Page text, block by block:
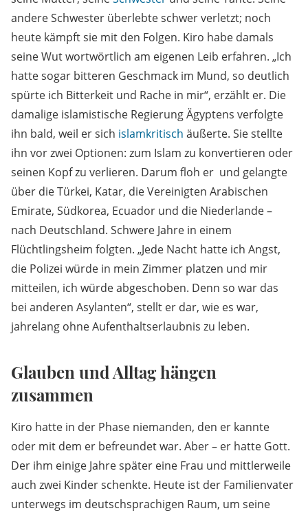
andere Schwester überlebte schwer verletzt; noch
heute kämpft sie mit den Folgen. Kiro habe damals
seine Wut wortwörtlich am eigenen Leib erfahren. „Ich
hatte sogar bitteren Geschmack im Mund, so deutlich
spürte ich Bitterkeit und Rache in mir“, erzählt er. Die
damalige islamistische Regierung Ägyptens verfolgte
ihn bald, weil er sich islamkritisch äußerte. Sie stellte
ihn vor zwei Optionen: zum Islam zu konvertieren oder
seinen Kopf zu verlieren. Darum floh er und gelangte
über die Türkei, Katar, die Vereinigten Arabischen
Emirate, Südkorea, Ecuador und die Niederlande –
nach Deutschland. Schwere Jahre in einem
Flüchtlingsheim folgten. „Jede Nacht hatte ich Angst,
die Polizei würde in mein Zimmer platzen und mir
mitteilen, ich würde abgeschoben. Denn so war das
bei anderen Asylanten“, stellt er dar, wie es war,
jahrelang ohne Aufenthaltserlaubnis zu leben.
Glauben und Alltag hängen
zusammen
Kiro hatte in der Phase niemanden, den er kannte
oder mit dem er befreundet war. Aber – er hatte Gott.
Der ihm einige Jahre später eine Frau und mittlerweile
auch zwei Kinder schenkte. Heute ist der Familienvater
unterwegs im deutschsprachigen Raum, um seine